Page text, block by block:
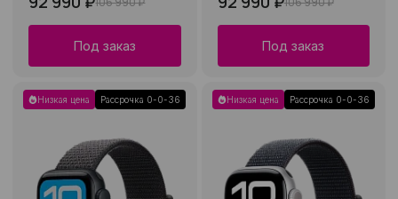
Под заказ Под заказ
Низкая цена Рассрочка 0-0-36 Низкая цена Рассрочка 0-0-36